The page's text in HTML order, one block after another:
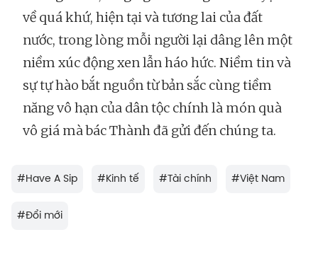
về quá khứ, hiện tại và tương lai của đất
nước, trong lòng mỗi người lại dâng lên một
niềm xúc động xen lẫn háo hức. Niềm tin và
sự tự hào bắt nguồn từ bản sắc cùng tiềm
năng vô hạn của dân tộc chính là món quà
vô giá mà bác Thành đã gửi đến chúng ta.
#Have A Sip #Kinh tế #Tài chính #Việt Nam
#Đổi mới